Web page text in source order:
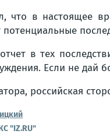
что в настоящее
в тех
Если не дай
российская
"IZ.RU"